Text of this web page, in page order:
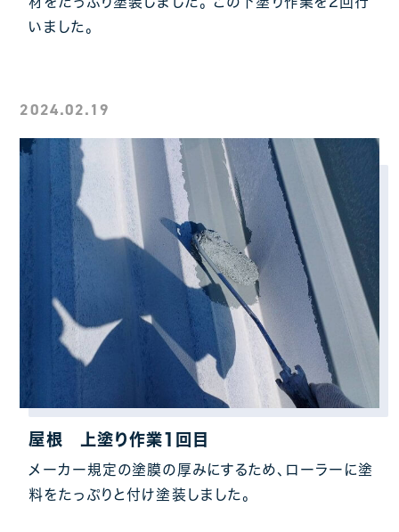
いました。
2024.02.19
屋根 上塗り作業1回目
メーカー規定の塗膜の厚みにするため、ローラーに塗
料をたっぷりと付け塗装しました。